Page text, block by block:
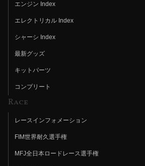
エンジン Index
エレクトリカル Index
シャーシ Index
最新グッズ
キットパーツ
コンプリート
Race
レースインフォメーション
FIM世界耐久選手権
MFJ全日本ロードレース選手権